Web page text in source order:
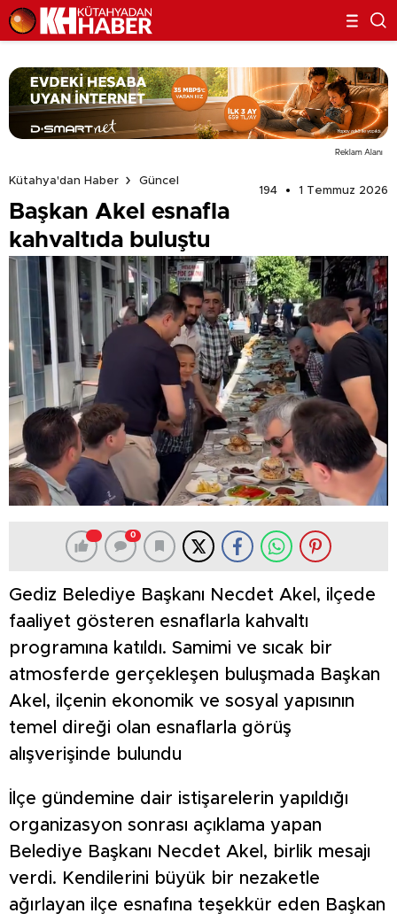
Reklam Alanı
Kütahya'dan Haber
Güncel
194
1 Temmuz 2026
Başkan Akel esnafla
kahvaltıda buluştu
0
Gediz Belediye Başkanı Necdet Akel, ilçede
faaliyet gösteren esnaflarla kahvaltı
programına katıldı. Samimi ve sıcak bir
atmosferde gerçekleşen buluşmada Başkan
Akel, ilçenin ekonomik ve sosyal yapısının
temel direği olan esnaflarla görüş
alışverişinde bulundu
İlçe gündemine dair istişarelerin yapıldığı
organizasyon sonrası açıklama yapan
Belediye Başkanı Necdet Akel, birlik mesajı
verdi. Kendilerini büyük bir nezaketle
ağırlayan ilçe esnafına teşekkür eden Başkan